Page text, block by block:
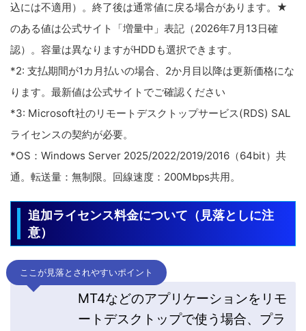
込には不適用）。終了後は通常値に戻る場合があります。★
のある値は公式サイト「増量中」表記（2026年7月13日確
認）。容量は異なりますがHDDも選択できます。
*2: 支払期間が1カ月払いの場合、2か月目以降は更新価格にな
ります。最新値は公式サイトでご確認ください
*3: Microsoft社のリモートデスクトップサービス(RDS) SAL
ライセンスの契約が必要。
*OS：Windows Server 2025/2022/2019/2016（64bit）共
通。転送量：無制限。回線速度：200Mbps共用。
追加ライセンス料金について（見落としに注
意）
ここが見落とされやすいポイント
MT4などのアプリケーションをリモ
ートデスクトップで使う場合、プラ